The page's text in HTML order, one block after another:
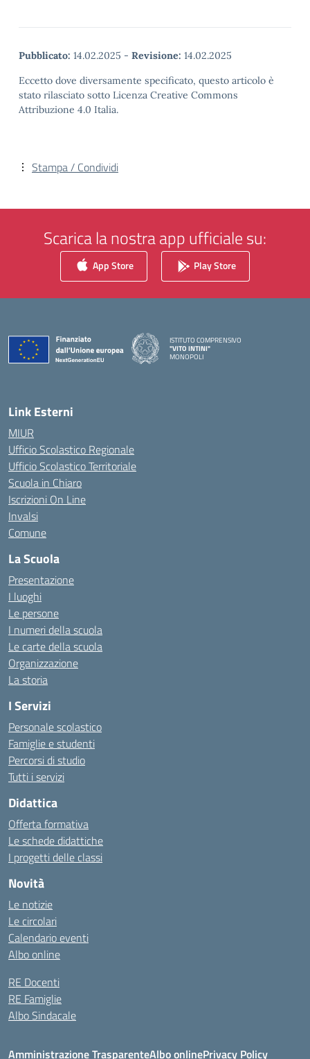
Pubblicato: 14.02.2025 - Revisione: 14.02.2025
Eccetto dove diversamente specificato, questo articolo è
stato rilasciato sotto Licenza Creative Commons
Attribuzione 4.0 Italia.
Stampa / Condividi
Scarica la nostra app ufficiale su:
App Store Play Store
ISTITUTO COMPRENSIVO
"VITO INTINI"
MONOPOLI
Link Esterni
MIUR
Ufficio Scolastico Regionale
Ufficio Scolastico Territoriale
Scuola in Chiaro
Iscrizioni On Line
Invalsi
Comune
La Scuola
Presentazione
I luoghi
Le persone
I numeri della scuola
Le carte della scuola
Organizzazione
La storia
I Servizi
Personale scolastico
Famiglie e studenti
Percorsi di studio
Tutti i servizi
Didattica
Offerta formativa
Le schede didattiche
I progetti delle classi
Novità
Le notizie
Le circolari
Calendario eventi
Albo online
RE Docenti
RE Famiglie
Albo Sindacale
Amministrazione TrasparenteAlbo onlinePrivacy Policy